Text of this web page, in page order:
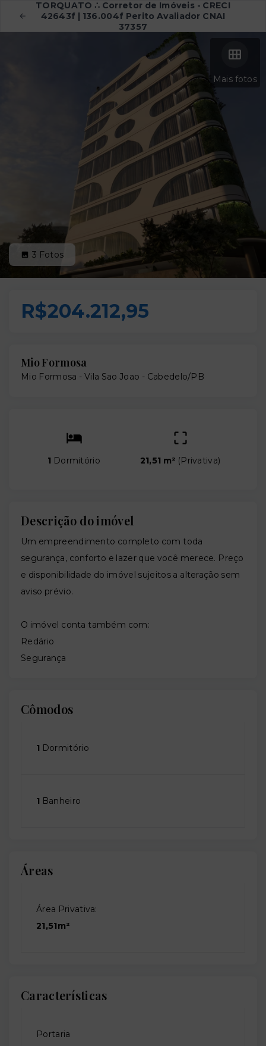
TORQUATO ∴ Corretor de Imóveis - CRECI
42643f | 136.004f Perito Avaliador CNAI
37357
Mais fotos
3 Fotos
R$204.212,95
Mio Formosa
Mio Formosa - Vila Sao Joao - Cabedelo/PB
1 Dormitório 21,51 m² (Privativa)
Descrição do imóvel
Um empreendimento completo com toda
segurança, conforto e lazer que você merece. Preço
e disponibilidade do imóvel sujeitos a alteração sem
aviso prévio.
O imóvel conta também com:
Redário
Segurança
Cômodos
1 Dormitório
1 Banheiro
Áreas
Área Privativa:
21,51m²
Características
Portaria